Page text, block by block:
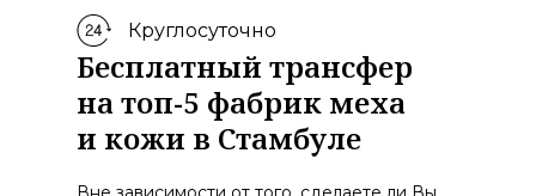
Круглосуточно
Бесплатный трансфер
на топ-5 фабрик меха
и кожи в Стамбуле